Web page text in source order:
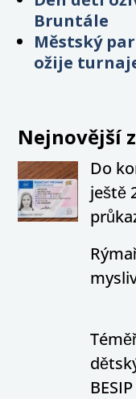
Bruntále
Městský
ožije
Nejnovější
Do
ještě